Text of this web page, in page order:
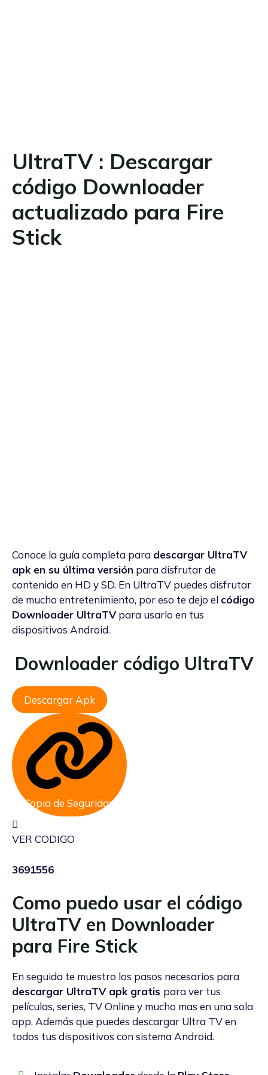
UltraTV : Descargar
código Downloader
actualizado para Fire
Stick
Conoce la guía completa para descargar UltraTV
apk en su última versión para disfrutar de
contenido en HD y SD. En UltraTV puedes disfrutar
de mucho entretenimiento, por eso te dejo el código
Downloader UltraTVpara usarlo en tus
dispositivos Android.
Downloader código UltraTV
Descargar Apk
Copia de Seguridad
VER CODIGO
3691556
Como puedo usar el código
UltraTV en Downloader
para Fire Stick
En seguida te muestro los pasos necesarios para
descargar UltraTV apk gratis para ver tus
películas, series, TV Online y mucho mas en una sola
app. Además que puedes descargar Ultra TV en
todos tus dispositivos con sistema Android.